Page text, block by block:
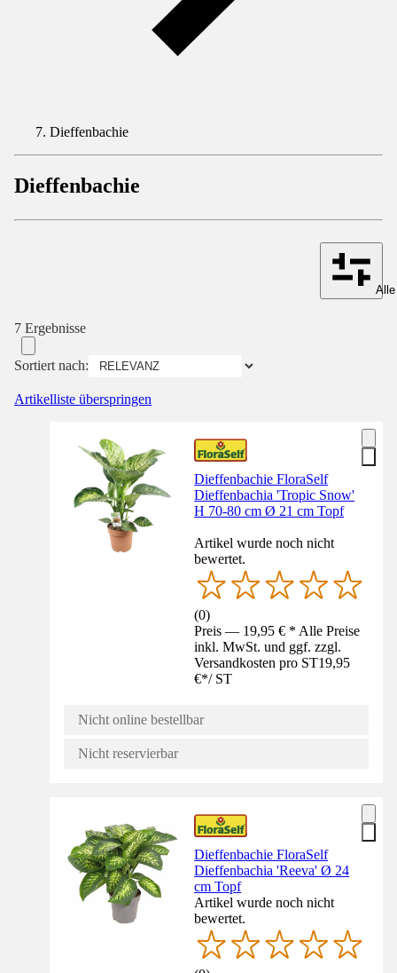
Dieffenbachie
Dieffenbachie
7 Ergebnisse
Sortiert nach:
Artikelliste überspringen
Dieffenbachie FloraSelf
Dieffenbachia 'Tropic Snow'
H 70-80 cm Ø 21 cm Topf
Artikel wurde noch nicht
bewertet.
(0)
Preis — 19,95 € * Alle Preise
inkl. MwSt. und ggf. zzgl.
Versandkosten pro ST19,95
€*/ ST
Nicht online bestellbar
Nicht reservierbar
Dieffenbachie FloraSelf
Dieffenbachia 'Reeva' Ø 24
cm Topf
Artikel wurde noch nicht
bewertet.